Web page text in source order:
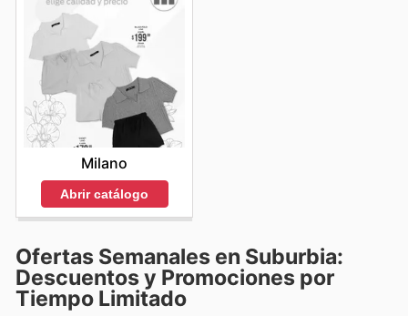
Milano
Abrir catálogo
Ofertas Semanales en Suburbia:
Descuentos y Promociones por
Tiempo Limitado